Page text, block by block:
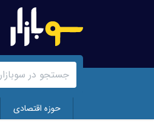
حوزه اقتصادی